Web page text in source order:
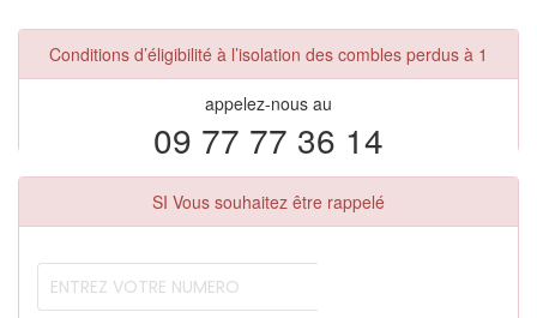
Conditions d’éligibilité à l’isolation des combles perdus à 1
appelez-nous au
09 77 77 36 14
SI Vous souhaitez être rappelé